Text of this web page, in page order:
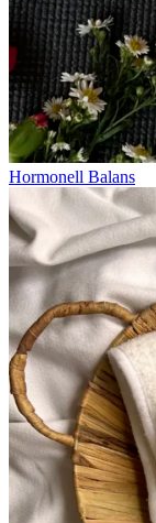
Hormonell Balans